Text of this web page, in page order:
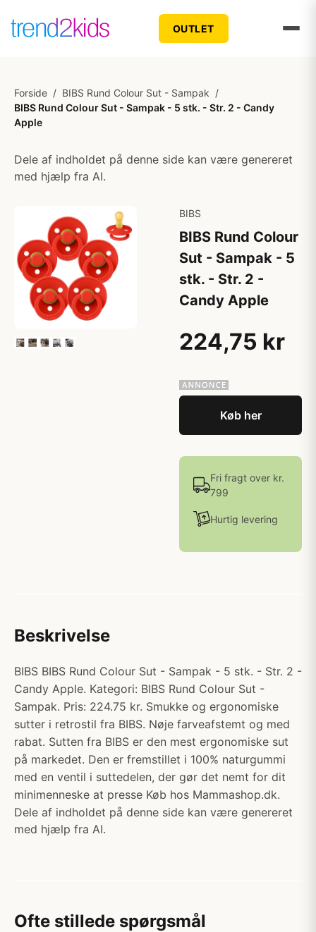
OUTLET
Forside / BIBS Rund Colour Sut - Sampak /
BIBS Rund Colour Sut - Sampak - 5 stk. - Str. 2 - Candy
Apple
Dele af indholdet på denne side kan være genereret
med hjælp fra AI.
BIBS
BIBS Rund Colour
Sut - Sampak - 5
stk. - Str. 2 -
Candy Apple
224,75 kr
Køb her
Fri fragt over kr.
799
Hurtig levering
Beskrivelse
BIBS BIBS Rund Colour Sut - Sampak - 5 stk. - Str. 2 -
Candy Apple. Kategori: BIBS Rund Colour Sut -
Sampak. Pris: 224.75 kr. Smukke og ergonomiske
sutter i retrostil fra BIBS. Nøje farveafstemt og med
rabat. Sutten fra BIBS er den mest ergonomiske sut
på markedet. Den er fremstillet i 100% naturgummi
med en ventil i suttedelen, der gør det nemt for dit
minimenneske at presse Køb hos Mammashop.dk.
Dele af indholdet på denne side kan være genereret
med hjælp fra AI.
Ofte stillede spørgsmål